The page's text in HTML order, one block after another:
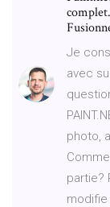
Je
avec
photo,
partie?